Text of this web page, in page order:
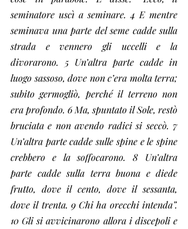
seminatore uscì a seminare. 4 E mentre
seminava una parte del seme cadde sulla
strada e vennero gli uccelli e la
divorarono. 5 Un’altra parte cadde in
luogo sassoso, dove non c’era molta terra;
subito germogliò, perché il terreno non
era profondo. 6 Ma, spuntato il Sole, restò
bruciata e non avendo radici si seccò. 7
Un’altra parte cadde sulle spine e le spine
crebbero e la soffocarono. 8 Un’altra
parte cadde sulla terra buona e diede
frutto, dove il cento, dove il sessanta,
dove il trenta. 9 Chi ha orecchi intenda”.
10 Gli si avvicinarono allora i discepoli e